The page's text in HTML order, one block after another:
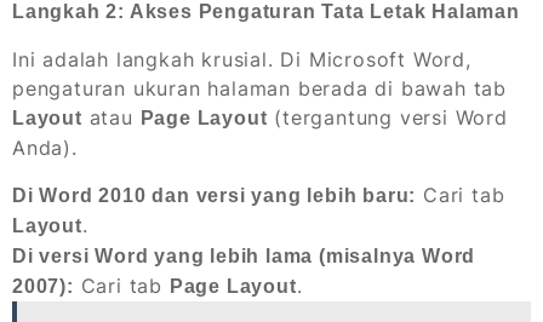
Langkah 2: Akses Pengaturan Tata Letak Halaman
Ini adalah langkah krusial. Di Microsoft Word,
pengaturan ukuran halaman berada di bawah tab
Layout atau Page Layout (tergantung versi Word
Anda).
Di Word 2010 dan versi yang lebih baru: Cari tab
Layout.
Di versi Word yang lebih lama (misalnya Word
2007): Cari tab Page Layout.